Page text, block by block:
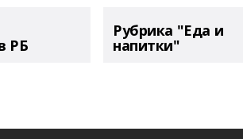
РБ
Рубрика "Еда и
напитки"